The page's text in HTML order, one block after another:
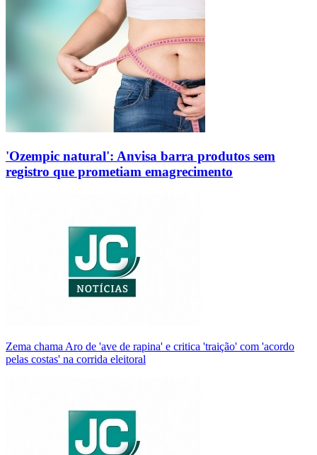
'Ozempic natural': Anvisa barra produtos sem
registro que prometiam emagrecimento
Zema chama Aro de 'ave de rapina' e critica 'traição' com 'acordo
pelas costas' na corrida eleitoral